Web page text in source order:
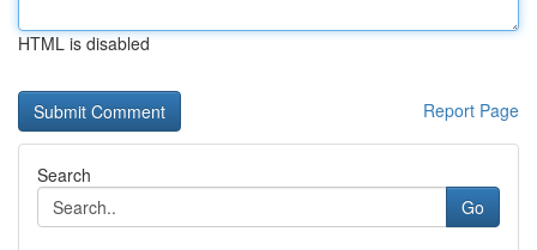
HTML is disabled
Report Page
Search
Go